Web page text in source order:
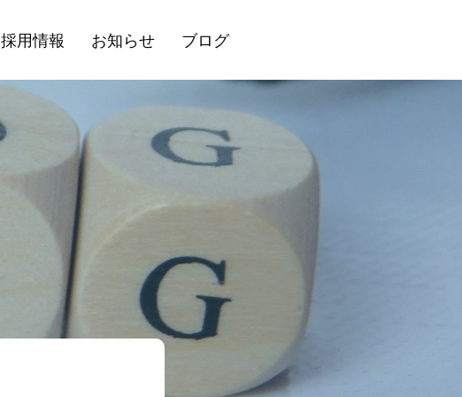
採用情報 お知らせ ブログ